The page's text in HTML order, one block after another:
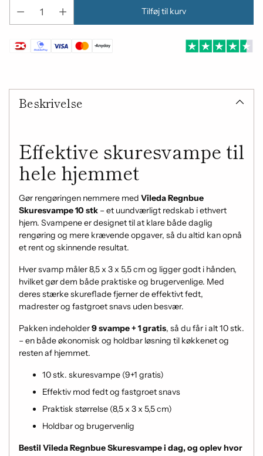
Tilføj til kurv
af
produkt
Beskrivelse
Effektive skuresvampe til
hele hjemmet
Gør rengøringen nemmere med Vileda Regnbue
Skuresvampe 10 stk – et uundværligt redskab i ethvert
hjem. Svampene er designet til at klare både daglig
rengøring og mere krævende opgaver, så du altid kan opnå
et rent og skinnende resultat.
Hver svamp måler 8,5 x 3 x 5,5 cm og ligger godt i hånden,
hvilket gør dem både praktiske og brugervenlige. Med
deres stærke skureflade fjerner de effektivt fedt,
madrester og fastgroet snavs uden besvær.
Pakken indeholder9 svampe + 1 gratis, så du får i alt 10 stk.
– en både økonomisk og holdbar løsning til køkkenet og
resten af hjemmet.
10 stk. skuresvampe (9+1 gratis)
Effektiv mod fedt og fastgroet snavs
Praktisk størrelse (8,5 x 3 x 5,5 cm)
Holdbar og brugervenlig
Bestil Vileda Regnbue Skuresvampe i dag, og oplev hvor